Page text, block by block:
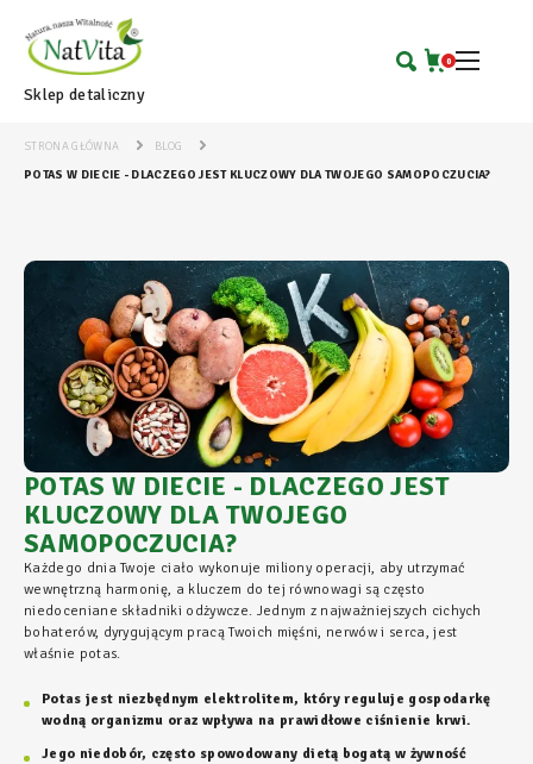
Sklep detaliczny
0
STRONA GŁÓWNA
BLOG
POTAS W DIECIE - DLACZEGO JEST KLUCZOWY DLA TWOJEGO SAMOPOCZUCIA?
POTAS W DIECIE - DLACZEGO JEST
KLUCZOWY DLA TWOJEGO
SAMOPOCZUCIA?
Każdego dnia Twoje ciało wykonuje miliony operacji, aby utrzymać
wewnętrzną harmonię, a kluczem do tej równowagi są często
niedoceniane składniki odżywcze. Jednym z najważniejszych cichych
bohaterów, dyrygującym pracą Twoich mięśni, nerwów i serca, jest
właśnie potas.
Potas jest niezbędnym elektrolitem, który reguluje gospodarkę
wodną organizmu oraz wpływa na prawidłowe ciśnienie krwi.
Jego niedobór, często spowodowany dietą bogatą w żywność